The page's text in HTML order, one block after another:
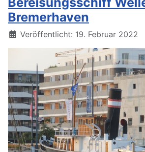
Bremerhaven
Details
Veröffentlicht: 19. Februar 2022